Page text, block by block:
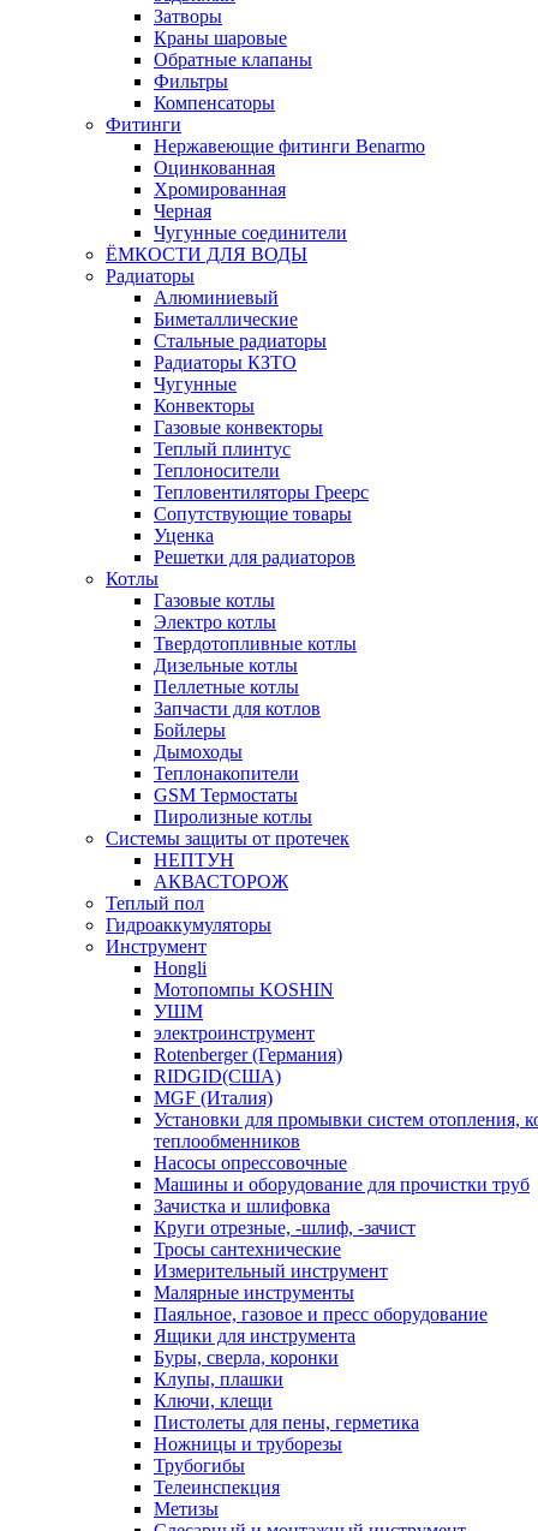
Затворы
Краны шаровые
Обратные клапаны
Фильтры
Компенсаторы
Фитинги
Нержавеющие фитинги Benarmo
Оцинкованная
Хромированная
Черная
Чугунные соединители
ЁМКОСТИ ДЛЯ ВОДЫ
Радиаторы
Алюминиевый
Биметаллические
Стальные радиаторы
Радиаторы КЗТО
Чугунные
Конвекторы
Газовые конвекторы
Теплый плинтус
Теплоносители
Тепловентиляторы Греерс
Сопутствующие товары
Уценка
Решетки для радиаторов
Котлы
Газовые котлы
Электро котлы
Твердотопливные котлы
Дизельные котлы
Пеллетные котлы
Запчасти для котлов
Бойлеры
Дымоходы
Теплонакопители
GSM Термостаты
Пиролизные котлы
Системы защиты от протечек
НЕПТУН
АКВАСТОРОЖ
Теплый пол
Гидроаккумуляторы
Инструмент
Hongli
Мотопомпы KOSHIN
УШМ
электроинструмент
Rotenberger (Германия)
RIDGID(США)
MGF (Италия)
Установки для промывки систем отопления,
теплообменников
Насосы опрессовочные
Машины и оборудование для прочистки труб
Зачистка и шлифовка
Круги отрезные, -шлиф, -зачист
Тросы сантехнические
Измерительный инструмент
Малярные инструменты
Паяльное, газовое и пресс оборудование
Ящики для инструмента
Буры, сверла, коронки
Клупы, плашки
Ключи, клещи
Пистолеты для пены, герметика
Ножницы и труборезы
Трубогибы
Телеинспекция
Метизы